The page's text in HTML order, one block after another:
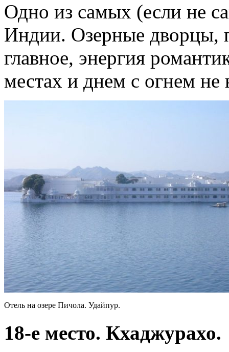
Одно из самых (если не
Индии. Озерные дворцы,
главное, энергия
местах и днем с огнем не
Отель на озере Пичола. Удайпур.
18-е место. Кхаджурахо.